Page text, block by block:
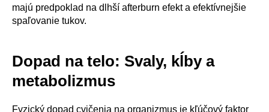
majú predpoklad na dlhší afterburn efekt a efektívnejšie
spaľovanie tukov.
Dopad na telo: Svaly, kĺby a
metabolizmus
Fyzický dopad cvičenia na organizmus je kľúčový faktor